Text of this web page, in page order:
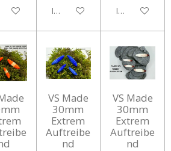
WarenkorbIn den WarenkorbIn den
VS Made
30mm
Extrem
Auftreibe
nd
VS Made
30mm
Extrem
Auftreibe
nd